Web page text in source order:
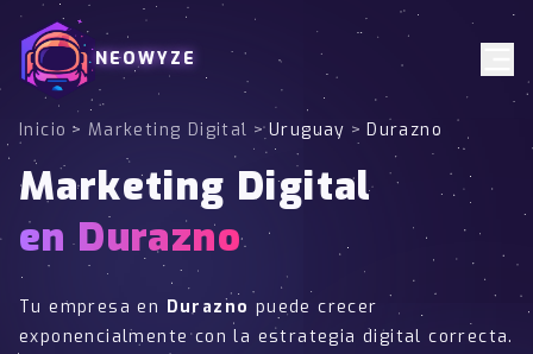
NEOWYZE
Inicio > Marketing Digital > Uruguay > Durazno
Marketing Digital
en Durazno
Tu empresa en Durazno puede crecer
exponencialmente con la estrategia digital correcta.